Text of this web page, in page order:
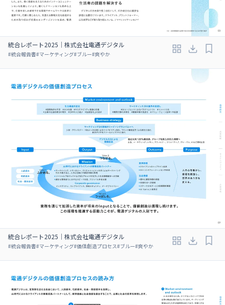
統合レポート2025｜株式会社電通デジタル
#統合報告書#マーケティング#ブルー#爽やか
統合レポート2025｜株式会社電通デジタル
#統合報告書#マーケティング#価値創造プロセス#ブルー#爽やか